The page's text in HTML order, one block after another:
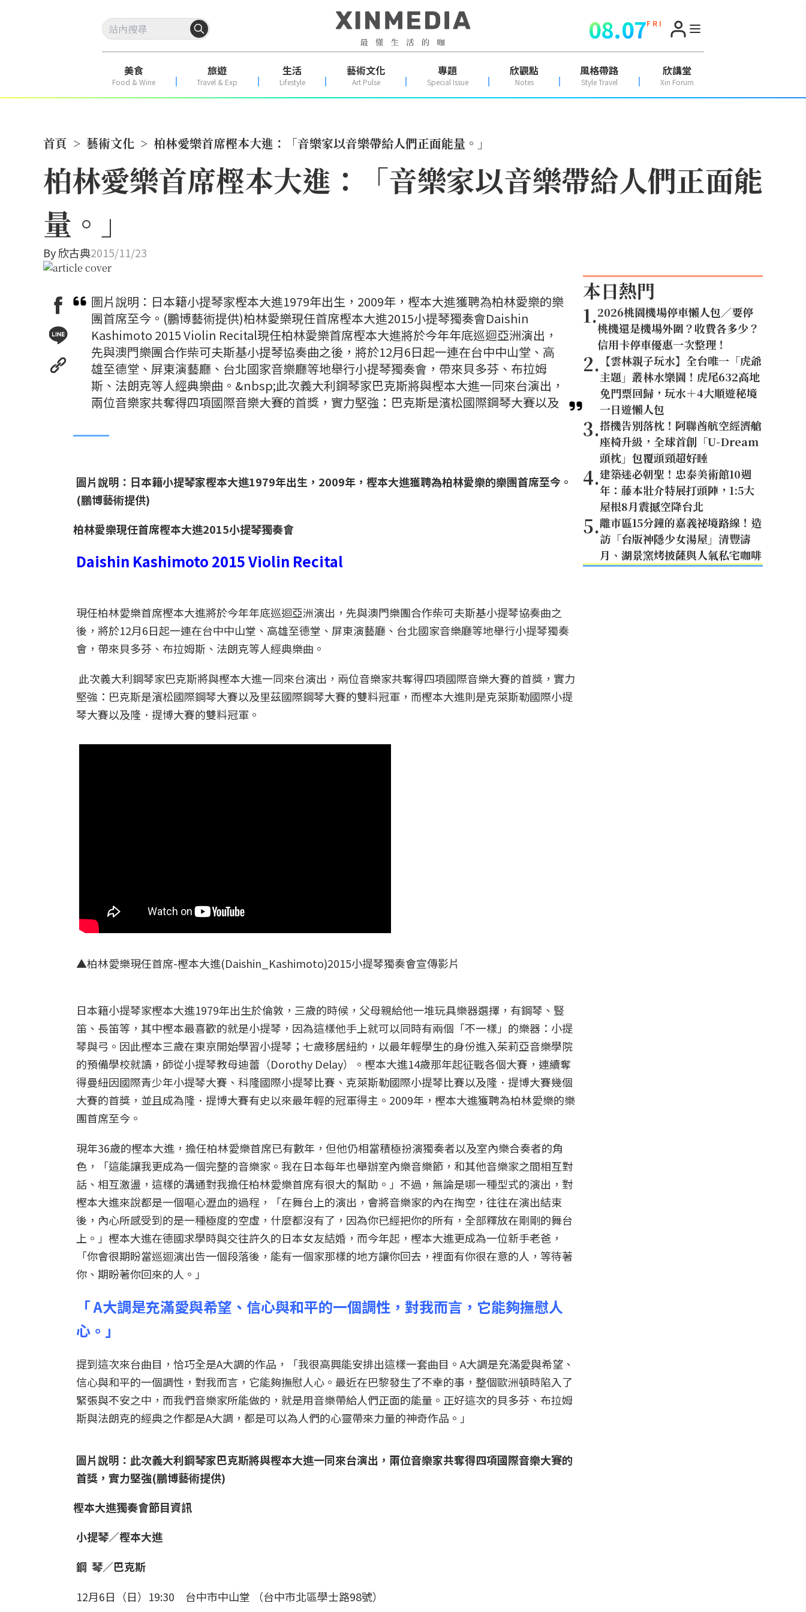
08.07F R I
美食
Food & Wine
旅遊
Travel & Exp
生活
Lifestyle
藝術文化
Art Pulse
專題
Special Issue
欣觀點
Notes
風格帶路
Style Travel
欣講堂
Xin Forum
首頁 > 藝術文化 > 柏林愛樂首席樫本大進：「音樂家以音樂帶給人們正面能量。」
柏林愛樂首席樫本大進：「音樂家以音樂帶給人們正面能
量。」
By欣古典2015/11/23
圖片說明：日本籍小提琴家樫本大進1979年出生，2009年，樫本大進獲聘為柏林愛樂的樂
團首席至今。(鵬博藝術提供)柏林愛樂現任首席樫本大進2015小提琴獨奏會Daishin
Kashimoto 2015 Violin Recital現任柏林愛樂首席樫本大進將於今年年底巡迴亞洲演出，
先與澳門樂團合作柴可夫斯基小提琴協奏曲之後，將於12月6日起一連在台中中山堂、高
雄至德堂、屏東演藝廳、台北國家音樂廳等地舉行小提琴獨奏會，帶來貝多芬、布拉姆
斯、法朗克等人經典樂曲。&nbsp;此次義大利鋼琴家巴克斯將與樫本大進一同來台演出，
兩位音樂家共奪得四項國際音樂大賽的首獎，實力堅強：巴克斯是濱松國際鋼琴大賽以及
圖片說明：日本籍小提琴家樫本大進1979年出生，2009年，樫本大進獲聘為柏林愛樂的樂團首席至今。
(鵬博藝術提供)
柏林愛樂現任首席樫本大進2015小提琴獨奏會
Daishin Kashimoto 2015 Violin Recital
現任柏林愛樂首席樫本大進將於今年年底巡迴亞洲演出，先與澳門樂團合作柴可夫斯基小提琴協奏曲之
後，將於12月6日起一連在台中中山堂、高雄至德堂、屏東演藝廳、台北國家音樂廳等地舉行小提琴獨奏
會，帶來貝多芬、布拉姆斯、法朗克等人經典樂曲。
此次義大利鋼琴家巴克斯將與樫本大進一同來台演出，兩位音樂家共奪得四項國際音樂大賽的首獎，實力
堅強：巴克斯是濱松國際鋼琴大賽以及里茲國際鋼琴大賽的雙料冠軍，而樫本大進則是克萊斯勒國際小提
琴大賽以及隆．提博大賽的雙料冠軍。
▲柏林愛樂現任首席-樫本大進(Daishin_Kashimoto)2015小提琴獨奏會宣傳影片
日本籍小提琴家樫本大進1979年出生於倫敦，三歲的時候，父母親給他一堆玩具樂器選擇，有鋼琴、豎
笛、長笛等，其中樫本最喜歡的就是小提琴，因為這樣他手上就可以同時有兩個「不一樣」的樂器：小提
琴與弓。因此樫本三歲在東京開始學習小提琴；七歲移居紐約，以最年輕學生的身份進入茱莉亞音樂學院
的預備學校就讀，師從小提琴教母迪蕾（Dorothy Delay）。樫本大進14歲那年起征戰各個大賽，連續奪
得曼紐因國際青少年小提琴大賽、科隆國際小提琴比賽、克萊斯勒國際小提琴比賽以及隆．提博大賽幾個
大賽的首獎，並且成為隆．提博大賽有史以來最年輕的冠軍得主。2009年，樫本大進獲聘為柏林愛樂的樂
團首席至今。
現年36歲的樫本大進，擔任柏林愛樂首席已有數年，但他仍相當積極扮演獨奏者以及室內樂合奏者的角
色，「這能讓我更成為一個完整的音樂家。我在日本每年也舉辦室內樂音樂節，和其他音樂家之間相互對
話、相互激盪，這樣的溝通對我擔任柏林愛樂首席有很大的幫助。」不過，無論是哪一種型式的演出，對
樫本大進來說都是一個嘔心瀝血的過程，「在舞台上的演出，會將音樂家的內在掏空，往往在演出結束
後，內心所感受到的是一種極度的空虛，什麼都沒有了，因為你已經把你的所有，全部釋放在剛剛的舞台
上。」樫本大進在德國求學時與交往許久的日本女友結婚，而今年起，樫本大進更成為一位新手老爸，
「你會很期盼當巡迴演出告一個段落後，能有一個家那樣的地方讓你回去，裡面有你很在意的人，等待著
你、期盼著你回來的人。」
「 A大調是充滿愛與希望、信心與和平的一個調性，對我而言，它能夠撫慰人
心。」
提到這次來台曲目，恰巧全是A大調的作品，「我很高興能安排出這樣一套曲目。A大調是充滿愛與希望、
信心與和平的一個調性，對我而言，它能夠撫慰人心。最近在巴黎發生了不幸的事，整個歐洲頓時陷入了
緊張與不安之中，而我們音樂家所能做的，就是用音樂帶給人們正面的能量。正好這次的貝多芬、布拉姆
斯與法朗克的經典之作都是A大調，都是可以為人們的心靈帶來力量的神奇作品。」
圖片說明：此次義大利鋼琴家巴克斯將與樫本大進一同來台演出，兩位音樂家共奪得四項國際音樂大賽的
首獎，實力堅強(鵬博藝術提供)
樫本大進獨奏會節目資訊
小提琴／樫本大進
鋼 琴／巴克斯
12月6日（日）19:30 台中市中山堂 （台中市北區學士路98號）
本日熱門
1.2026桃園機場停車懶人包／要停
桃機還是機場外圍？收費各多少？
信用卡停車優惠一次整理！
2. 【雲林親子玩水】全台唯一「虎爺
主題」叢林水樂園！虎尾632高地
免門票回歸，玩水＋4大順遊秘境
一日遊懶人包
3.搭機告別落枕！阿聯酋航空經濟艙
座椅升級，全球首創「U-Dream
頭枕」包覆頭頸超好睡
4.建築迷必朝聖！忠泰美術館10週
年：藤本壯介特展打頭陣，1:5大
屋根8月震撼空降台北
5.離市區15分鐘的嘉義祕境路線！造
訪「台版神隱少女湯屋」清豐濤
月、湖景窯烤披薩與人氣私宅咖啡